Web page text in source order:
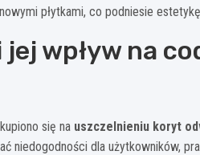
płytkami, co podniesie
wpływ na
się na uszczelnieniu koryt
niedogodności dla użytkowników,